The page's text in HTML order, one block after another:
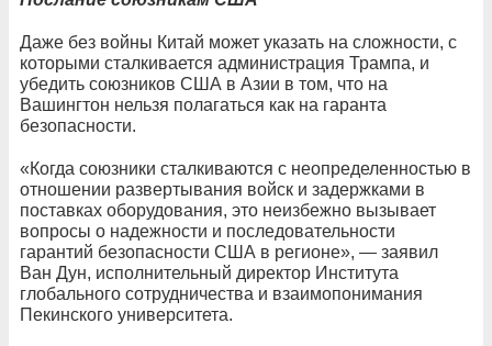
Даже без войны Китай может указать на сложности, с
которыми сталкивается администрация Трампа, и
убедить союзников США в Азии в том, что на
Вашингтон нельзя полагаться как на гаранта
безопасности.
«Когда союзники сталкиваются с неопределенностью в
отношении развертывания войск и задержками в
поставках оборудования, это неизбежно вызывает
вопросы о надежности и последовательности
гарантий безопасности США в регионе», — заявил
Ван Дун, исполнительный директор Института
глобального сотрудничества и взаимопонимания
Пекинского университета.